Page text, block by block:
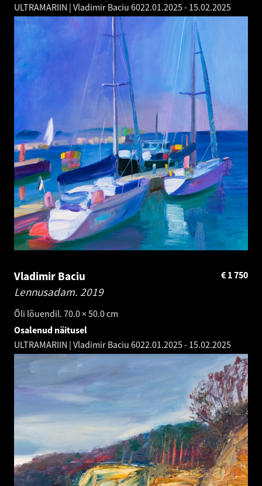
ULTRAMARIIN | Vladimir Baciu 6022.01.2025- 15.02.2025
Vladimir Baciu
Lennusadam. 2019
Õli lõuendil. 70.0 × 50.0 cm
1 750
€
Osalenud näitusel
ULTRAMARIIN | Vladimir Baciu 6022.01.2025- 15.02.2025